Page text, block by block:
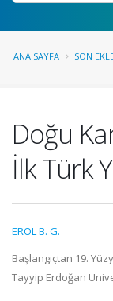
ANA SAYFA SON
Doğu
İlk Türk
EROL B. G.
Başlangıçtan 19.
Tayyip Erdoğan